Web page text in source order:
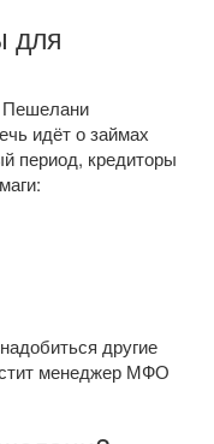
для
Пешелани
идёт о займах
период, кредиторы
другие
менеджер МФО